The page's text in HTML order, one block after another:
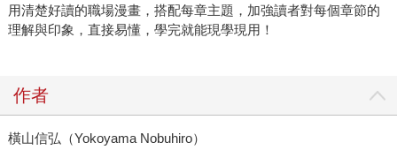
用清楚好讀的職場漫畫，搭配每章主題，加強讀者對每個章節的
理解與印象，直接易懂，學完就能現學現用！
作者
橫山信弘（Yokoyama Nobuhiro）